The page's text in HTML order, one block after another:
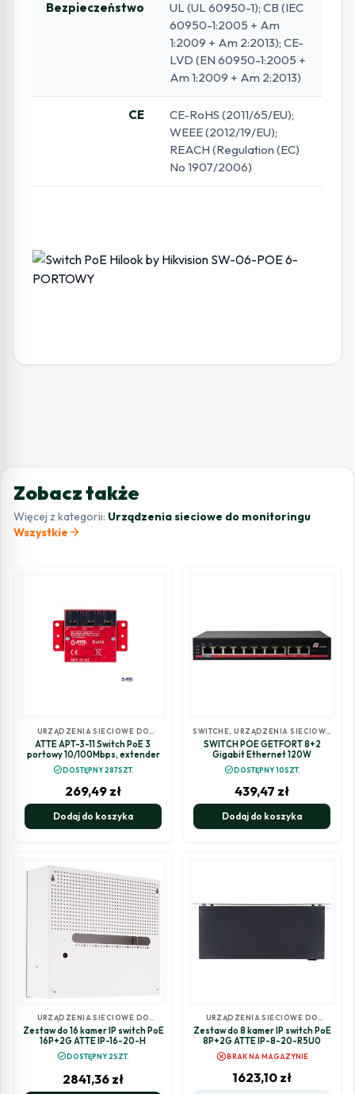
Bezpieczeństwo
UL (UL 60950-1); CB (IEC
60950-1:2005 + Am
1:2009 + Am 2:2013); CE-
LVD (EN 60950-1:2005 +
Am 1:2009 + Am 2:2013)
CE
CE-RoHS (2011/65/EU);
WEEE (2012/19/EU);
REACH (Regulation (EC)
No 1907/2006)
Zobacz także
Więcej z kategorii: Urządzenia sieciowe do monitoringu
Wszystkie arrow_forward
URZĄDZENIA SIECIOWE DO
MONITORINGU
ATTE APT-3-11 Switch PoE 3
portowy 10/100Mbps, extender
check_circleDOSTĘPNY 287SZT.
269,49 zł
Dodaj do koszyka
SWITCHE ,URZĄDZENIA SIECIOWE
DO MONITORINGU
SWITCH POE GETFORT 8+2
Gigabit Ethernet 120W
check_circleDOSTĘPNY 10SZT.
439,47 zł
Dodaj do koszyka
URZĄDZENIA SIECIOWE DO
MONITORINGU
Zestaw do 16 kamer IP switch PoE
16P+2G ATTE IP-16-20-H
check_circleDOSTĘPNY 2SZT.
2841,36 zł
URZĄDZENIA SIECIOWE DO
MONITORINGU
Zestaw do 8 kamer IP switch PoE
8P+2G ATTE IP-8-20-R5U0
cancelBRAK NA MAGAZYNIE
1623,10 zł